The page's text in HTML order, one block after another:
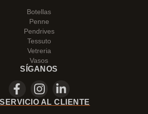
Botellas
Penne
Pendrives
Tessuto
Vetreria
Vasos
SÍGANOS
SERVICIO AL CLIENTE